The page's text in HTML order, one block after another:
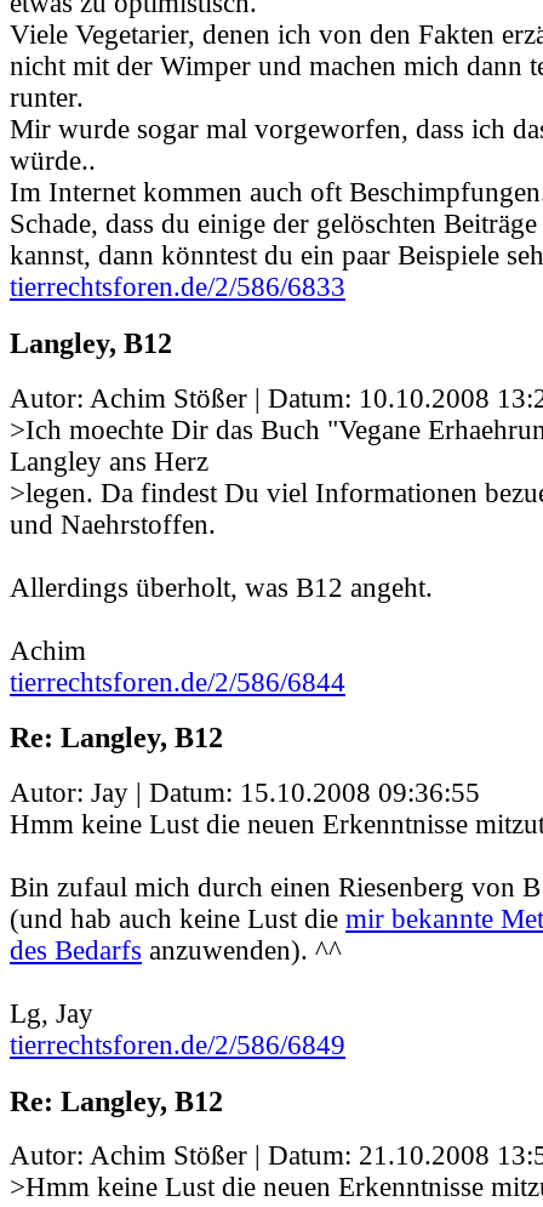
Viele Vegetarier, denen ich von den Fakten
nicht mit der Wimper und machen mich dann
runter.
Mir wurde sogar mal vorgeworfen, dass ich
würde..
Im Internet kommen auch oft
Schade, dass du einige der gelöschten
kannst, dann könntest du ein paar Beispiele
tierrechtsforen.de/2/586/6833
Langley, B12
Autor: Achim Stößer | Datum: 10.10.2008
>Ich moechte Dir das Buch "Vegane
Langley ans Herz
>legen. Da findest Du viel Informationen
und Naehrstoffen.
Allerdings überholt, was B12 angeht.
Achim
tierrechtsforen.de/2/586/6844
Re: Langley, B12
Autor: Jay | Datum: 15.10.2008 09:36:55
Hmm keine Lust die neuen Erkenntnisse
Bin zufaul mich durch einen Riesenberg von
(und hab auch keine Lust die mir bekannte
des Bedarfs anzuwenden). ^^
Lg, Jay
tierrechtsforen.de/2/586/6849
Re: Langley, B12
Autor: Achim Stößer | Datum: 21.10.2008
>Hmm keine Lust die neuen Erkenntnisse